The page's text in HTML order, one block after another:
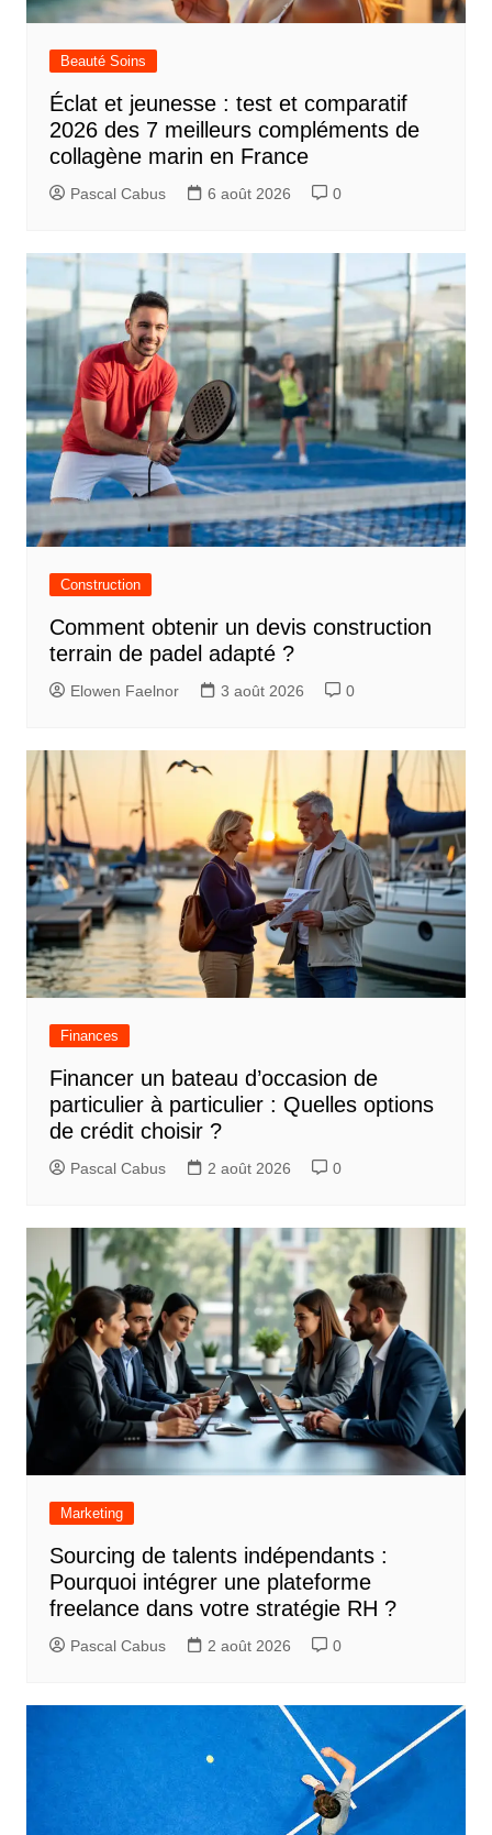
Beauté Soins
Éclat et jeunesse : test et comparatif
2026 des 7 meilleurs compléments de
collagène marin en France
Pascal Cabus 6 août 2026 0
Construction
Comment obtenir un devis construction
terrain de padel adapté ?
Elowen Faelnor 3 août 2026 0
Finances
Financer un bateau d’occasion de
particulier à particulier : Quelles options
de crédit choisir ?
Pascal Cabus 2 août 2026 0
Marketing
Sourcing de talents indépendants :
Pourquoi intégrer une plateforme
freelance dans votre stratégie RH ?
Pascal Cabus 2 août 2026 0